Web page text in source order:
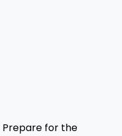
Prepare for the